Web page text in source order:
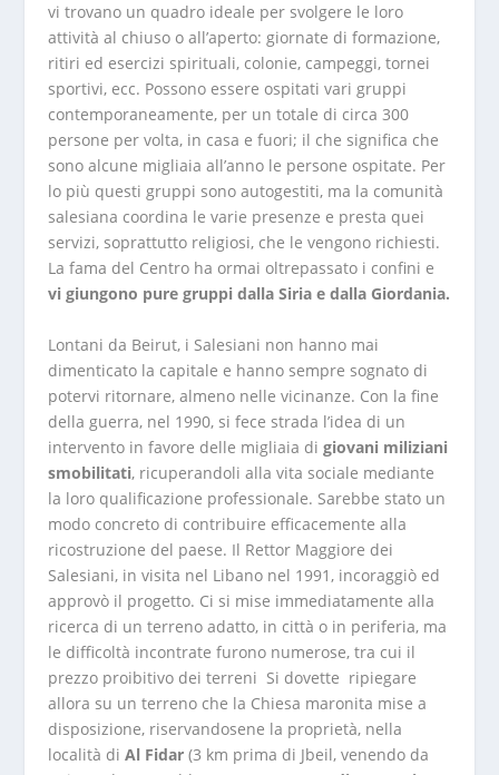
vi trovano un quadro ideale per svolgere le loro
attività al chiuso o all’aperto: giornate di formazione,
ritiri ed esercizi spirituali, colonie, campeggi, tornei
sportivi, ecc. Possono essere ospitati vari gruppi
contemporaneamente, per un totale di circa 300
persone per volta, in casa e fuori; il che significa che
sono alcune migliaia all’anno le persone ospitate. Per
lo più questi gruppi sono autogestiti, ma la comunità
salesiana coordina le varie presenze e presta quei
servizi, soprattutto religiosi, che le vengono richiesti.
La fama del Centro ha ormai oltrepassato i confini e
vi giungono pure gruppi dalla Siria e dalla Giordania.
Lontani da Beirut, i Salesiani non hanno mai
dimenticato la capitale e hanno sempre sognato di
potervi ritornare, almeno nelle vicinanze. Con la fine
della guerra, nel 1990, si fece strada l’idea di un
intervento in favore delle migliaia di giovani miliziani
smobilitati, ricuperandoli alla vita sociale mediante
la loro qualificazione professionale. Sarebbe stato un
modo concreto di contribuire efficacemente alla
ricostruzione del paese. Il Rettor Maggiore dei
Salesiani, in visita nel Libano nel 1991, incoraggiò ed
approvò il progetto. Ci si mise immediatamente alla
ricerca di un terreno adatto, in città o in periferia, ma
le difficoltà incontrate furono numerose, tra cui il
prezzo proibitivo dei terreni Si dovette ripiegare
allora su un terreno che la Chiesa maronita mise a
disposizione, riservandosene la proprietà, nella
località di Al Fidar(3 km prima di Jbeil, venendo da